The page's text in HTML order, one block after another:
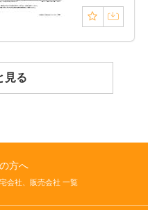
見る
方へ
会社、販売会社 一覧